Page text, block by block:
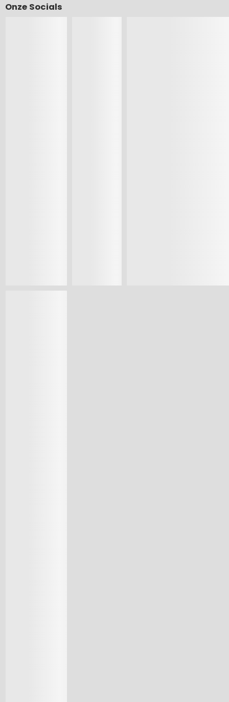
Onze Socials